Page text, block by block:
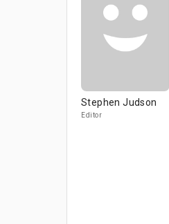
Stephen Judson
Editor